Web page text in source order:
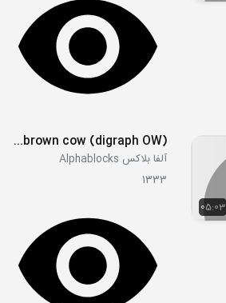
05:03
S03E22 - How now brown cow (digraph OW)
آلفا بلاکس Alphablocks
1333